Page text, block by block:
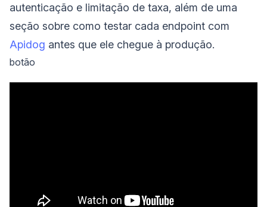
autenticação e limitação de taxa, além de uma
seção sobre como testar cada endpoint com
Apidog antes que ele chegue à produção.
botão